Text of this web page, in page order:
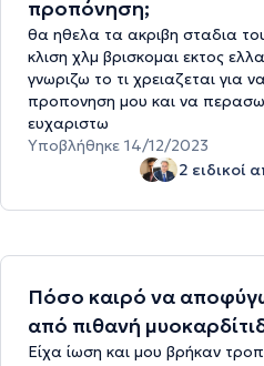
προπόνηση;
θα ηθελα τα ακριβη σταδια
κλιση χλμ βρισκομαι εκτος
γνωριζω το τι χρειαζεται για
προπονηση μου και να περασω
ευχαριστω
Υποβλήθηκε 14/12/2023
2 ειδικοί
Πόσο καιρό να
από πιθανή
Είχα ίωση και μου βρήκαν